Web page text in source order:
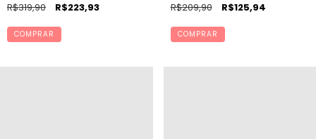
R$319,90 R$223,93
COMPRAR
R$209,90 R$125,94
COMPRAR